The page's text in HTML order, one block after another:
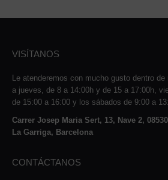
VISÍTANOS
Le atenderemos con mucho gusto dentro
a jueves, de 8 a 14:00h y de 15 a 17:00h,
de 15:00 a 16:00 y los sábados de 9:00 a
Carrer Josep Maria Sert, 13, Nave 2, 08530
La Garriga, Barcelona
CONTÁCTANOS